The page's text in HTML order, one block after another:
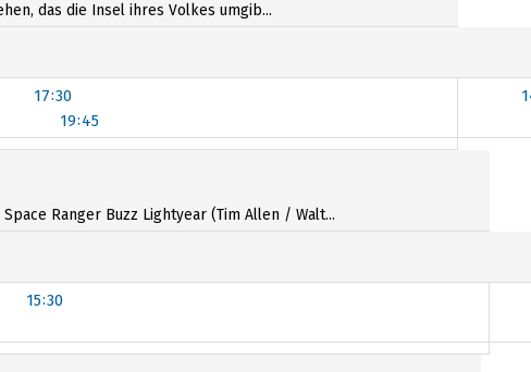
das die Insel ihres Volkes umgib...
17:30
19:45
17:30
Ranger Buzz Lightyear (Tim Allen / Walt...
15:30
16:00